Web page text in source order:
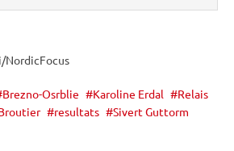
NordicFocus
Brezno-Osrblie Karoline Erdal
Relais
resultats
Sivert Guttorm